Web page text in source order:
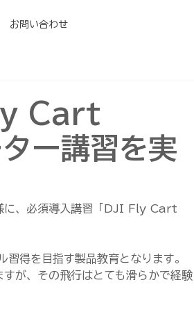
お問い合わせ
Cart
ー講習を実
に、必須導入講習「DJI Fly Cart
得を目指す製品教育となります。
、その飛行はとても滑らかで経験